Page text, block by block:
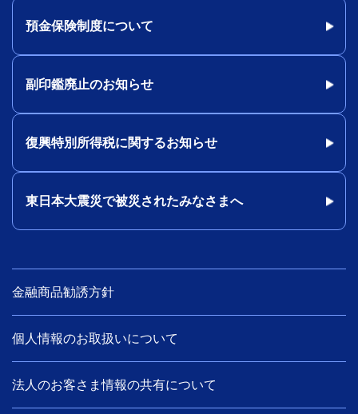
預金保険制度について
副印鑑廃止のお知らせ
復興特別所得税に関するお知らせ
東日本大震災で被災されたみなさまへ
金融商品勧誘方針
個人情報のお取扱いについて
法人のお客さま情報の共有について